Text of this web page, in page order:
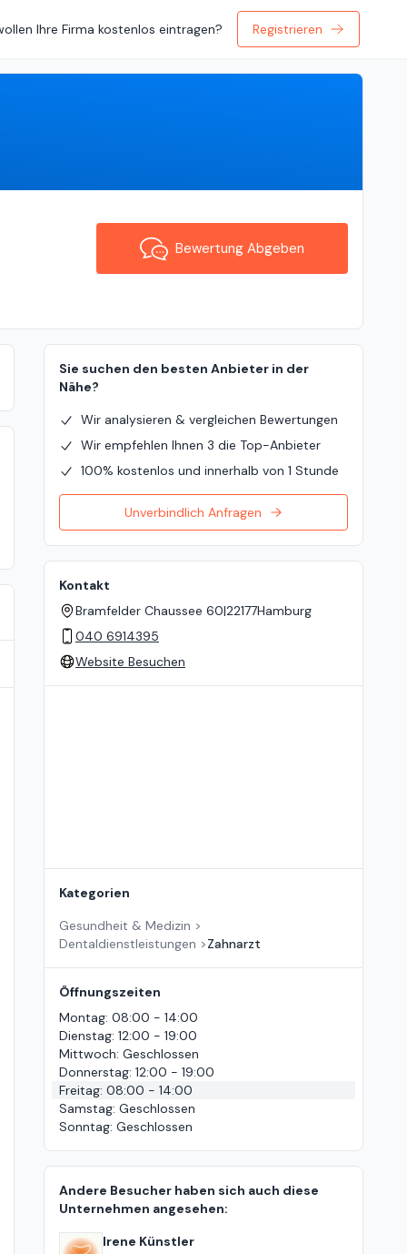
Ihre Firma kostenlos eintragen? Registrieren
Bewertung Abgeben
Sie suchen den besten Anbieter in der
Nähe?
Wir analysieren & vergleichen Bewertungen
Wir empfehlen Ihnen 3 die Top-Anbieter
100% kostenlos und innerhalb von 1 Stunde
Unverbindlich Anfragen
Kontakt
Bramfelder Chaussee 60|22177Hamburg
040 6914395
Website Besuchen
Kategorien
Gesundheit & Medizin >
Dentaldienstleistungen >Zahnarzt
Öffnungszeiten
Montag: 08:00 - 14:00
Dienstag: 12:00 - 19:00
Mittwoch: Geschlossen
Donnerstag: 12:00 - 19:00
Freitag: 08:00 - 14:00
Samstag: Geschlossen
Sonntag: Geschlossen
Andere Besucher haben sich auch diese
Unternehmen angesehen:
Irene Künstler